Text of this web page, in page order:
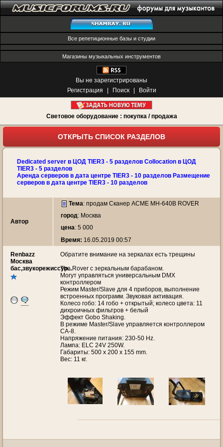
Все репетиционные базы и студии
Магазины музыкальных инструментов
Вы не зарегистрированы
Регистрация
Поиск Войти
Световое оборудование : покупка / продажа
ОТКРЫТЬ СПИСОК РАЗДЕЛОВ
Dedicated server в ЦОД TIER3 - 5 разделов Collocation в ЦОД
TIER3 - 5 разделов
Аренда серверов в дата центре TIER3 - 10 разделов Размещение
серверов в дата центре TIER3 - 10 разделов
Автор
Тема: продам Сканер ACME MH-640B ROVER
город: Москва
цена: 5 000
Время: 16.05.2019 00:57
Renbazz
Москва
бас,звукорежиссур...
Обратите внимание на зеркалах есть трещины
The Rover с зеркальным барабаном.
Могут управляться универсальным DMX
контроллером
Режим Master/Slave для 4 приборов, выполнение
встроенных программ. Звуковая активация.
Колесо гобо: 14 гобо + открытый; колесо цвета: 11
дихроичных фильтров + белый
Эффект Gobo Shaking.
В режиме Master/Slave управляется контроллером
СА-8.
Напряжение питания: 230-50 Hz.
Лампа: ELC 24V 250W.
Габариты: 500 x 200 x 155 mm.
Вес: 11 кг.